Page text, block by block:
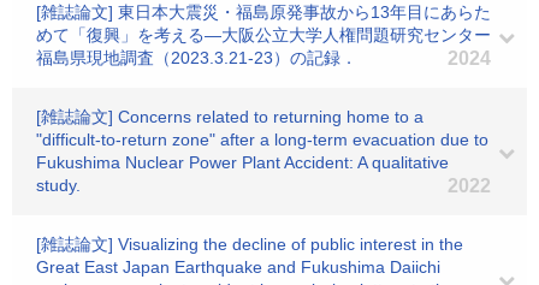
[雑誌論文] 東日本大震災・福島原発事故から13年目にあらた
めて「復興」を考える―大阪公立大学人権問題研究センター
福島県現地調査（2023.3.21-23）の記録．
2024
[雑誌論文] Concerns related to returning home to a
"difficult-to-return zone" after a long-term evacuation due to
Fukushima Nuclear Power Plant Accident: A qualitative
study.
2022
[雑誌論文] Visualizing the decline of public interest in the
Great East Japan Earthquake and Fukushima Daiichi